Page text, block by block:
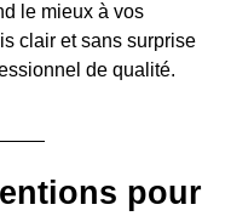
le mieux à vos
clair et sans surprise
de qualité.
pour